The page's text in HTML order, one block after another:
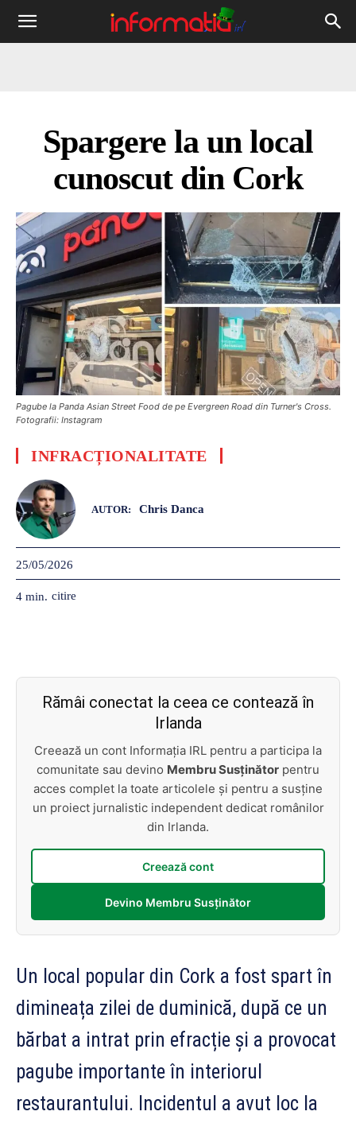
Informația
Spargere la un local
cunoscut din Cork
Pagube la Panda Asian Street Food de pe Evergreen Road din Turner's Cross.
Fotografii: Instagram
INFRACȚIONALITATE
AUTOR: Chris Danca
25/05/2026
4 min. citire
Rămâi conectat la ceea ce contează în
Irlanda
Creează un cont Informația IRL pentru a participa la
comunitate sau devino Membru Susținător pentru
acces complet la toate articolele și pentru a susține
un proiect jurnalistic independent dedicat românilor
din Irlanda.
Creează cont
Devino Membru Susținător
Un local popular din Cork a fost spart în
dimineața zilei de duminică, după ce un
bărbat a intrat prin efracție și a provocat
pagube importante în interiorul
restaurantului. Incidentul a avut loc la